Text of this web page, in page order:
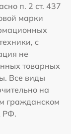
п. 2 ст. 437
марки
с
не
товарных
Все виды
на
гражданском
РФ.